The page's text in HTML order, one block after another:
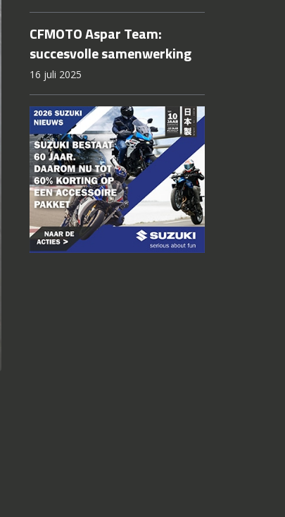
CFMOTO Aspar Team:
succesvolle samenwerking
16 juli 2025